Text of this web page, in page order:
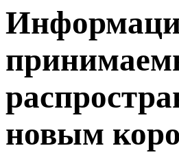
новым